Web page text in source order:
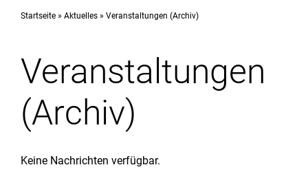
Hochschule
Studium
Institute
Forschung
Startseite Aktuelles Veranstaltungen (Archiv)
Veranstaltungen
(Archiv)
Keine Nachrichten verfügbar.